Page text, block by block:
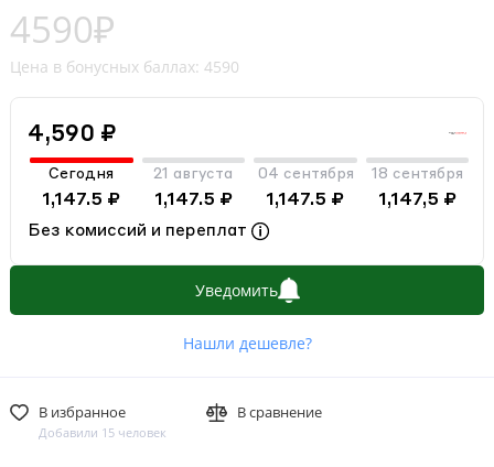
4590₽
Цена в бонусных баллах: 4590
4,590 ₽
Сегодня
1,147.5 ₽
21 августа
1,147.5 ₽
04 сентября
1,147.5 ₽
18 сентября
1,147,5 ₽
Без комиссий и переплат
Уведомить
Нашли дешевле?
В избранное
Добавили 15 человек
В сравнение